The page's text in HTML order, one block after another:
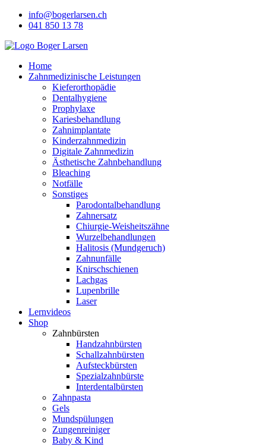
Skip
info@bogerlarsen.ch
041 850 13 78
Home
Zahnmedizinische Leistungen
Kieferorthopädie
Dentalhygiene
Prophylaxe
Kariesbehandlung
Zahnimplantate
Kinderzahnmedizin
Digitale Zahnmedizin
Ästhetische Zahnbehandlung
Bleaching
Notfälle
Sonstiges
Parodontalbehandlung
Zahnersatz
Chiurgie-Weisheitszähne
Wurzelbehandlungen
Halitosis (Mundgeruch)
Zahnunfälle
Knirschschienen
Lachgas
Lupenbrille
Laser
Lernvideos
Shop
Zahnbürsten
Handzahnbürsten
Schallzahnbürsten
Aufsteckbürsten
Spezialzahnbürste
Interdentalbürsten
Zahnpasta
Gels
Mundspülungen
Zungenreiniger
Baby & Kind